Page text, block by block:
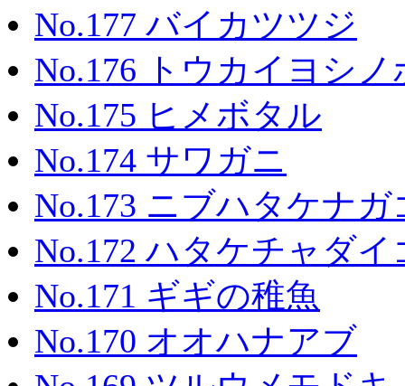
No.177 バイカツツジ
No.176 トウカイヨシノ
No.175 ヒメボタル
No.174 サワガニ
No.173 ニブハタケナガ
No.172 ハタケチャダイ
No.171 ギギの稚魚
No.170 オオハナアブ